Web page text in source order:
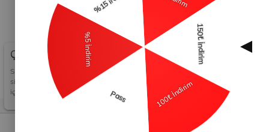
modamihram.com - Tüm Hakları Saklıdır.
Çerez Kullanımı
Sizlere en iyi alışveriş deneyimini sunabilmek adına
sitemizde çerezler(cookies) kullanmaktayız. Detaylı bilgi
için Kvkk sözleşmesini inceleyebilirsiniz.